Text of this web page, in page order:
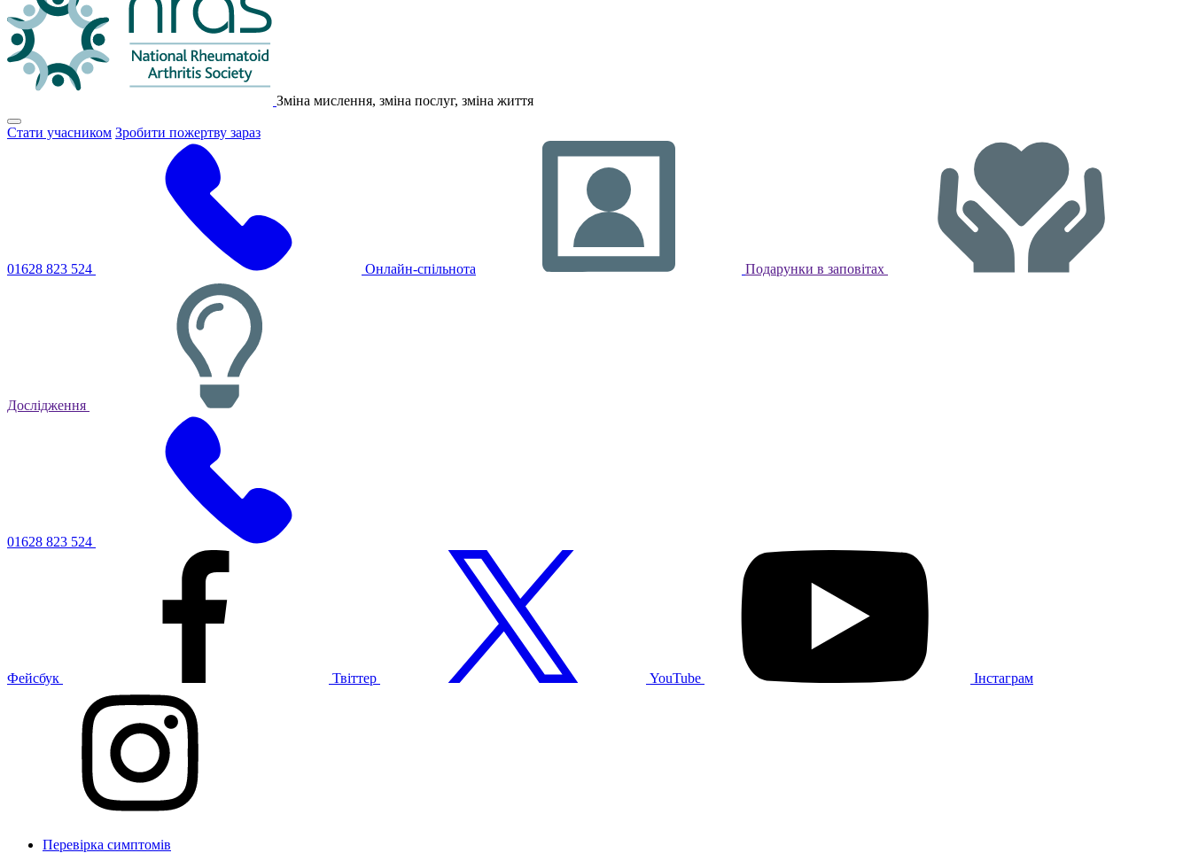
Зміна мислення, зміна послуг, зміна життя
Натисніть,
щоб
Стати учасником Зробити пожертву зараз
01628 823 524 Онлайн-спільнота Подарунки в заповітах
Дослідження
01628 823 524
Фейсбук Твіттер YouTube Інстаграм
Перевірка симптомів